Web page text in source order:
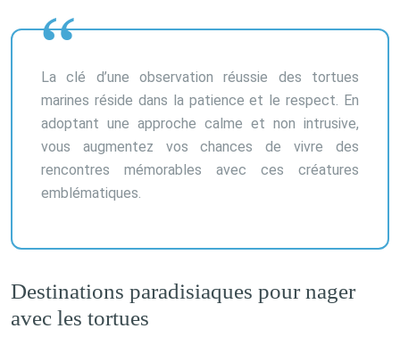
La clé d’une observation réussie des tortues
marines réside dans la patience et le respect. En
adoptant une approche calme et non intrusive,
vous augmentez vos chances de vivre des
rencontres mémorables avec ces créatures
emblématiques.
Destinations paradisiaques pour nager
avec les tortues